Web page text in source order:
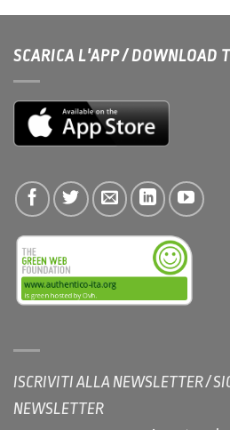
SCARICA L'APP / DOWNLOAD
ISCRIVITI ALLA NEWSLETTER /
NEWSLETTER